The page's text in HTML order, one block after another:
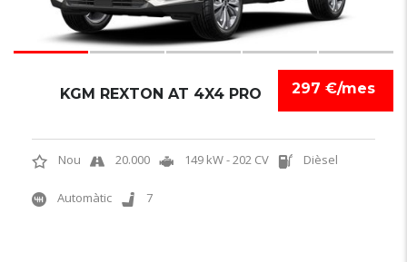
297 €/mes
KGM REXTON AT 4X4 PRO
Nou 20.000 149 kW - 202 CV Dièsel
Automàtic 7